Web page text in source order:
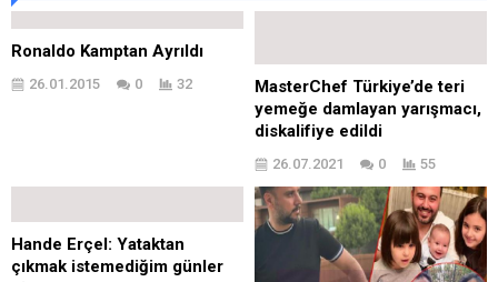
Ronaldo Kamptan Ayrıldı
26.01.2015 0 32
MasterChef Türkiye’de teri
yemeğe damlayan yarışmacı,
diskalifiye edildi
26.07.2021 0 55
Hande Erçel: Yataktan
çıkmak istemediğim günler